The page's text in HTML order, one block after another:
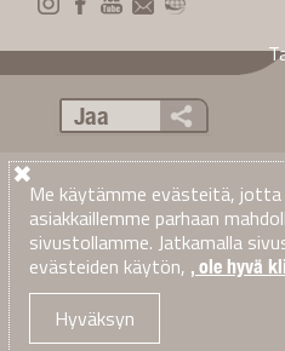
Jaa
Yleiset tunnisteet:Bale+™
Edge® -teknologia
Excellent Edge
Paalauslangat|Paalausverkot|Sisal
Edge to Edge®|TamaTwine™|
Yksityisyys· Terms & Conditions of
© 2026Tama Scandinavia AB
Me käytämme evästeitä,
asiakkaillemme parhaan
sivustollamme. Jatkamalla
evästeiden käytön, , ole hyvä
Hyväksyn